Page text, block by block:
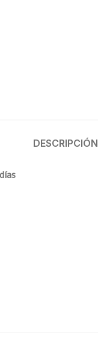
DESCRIPCIÓN